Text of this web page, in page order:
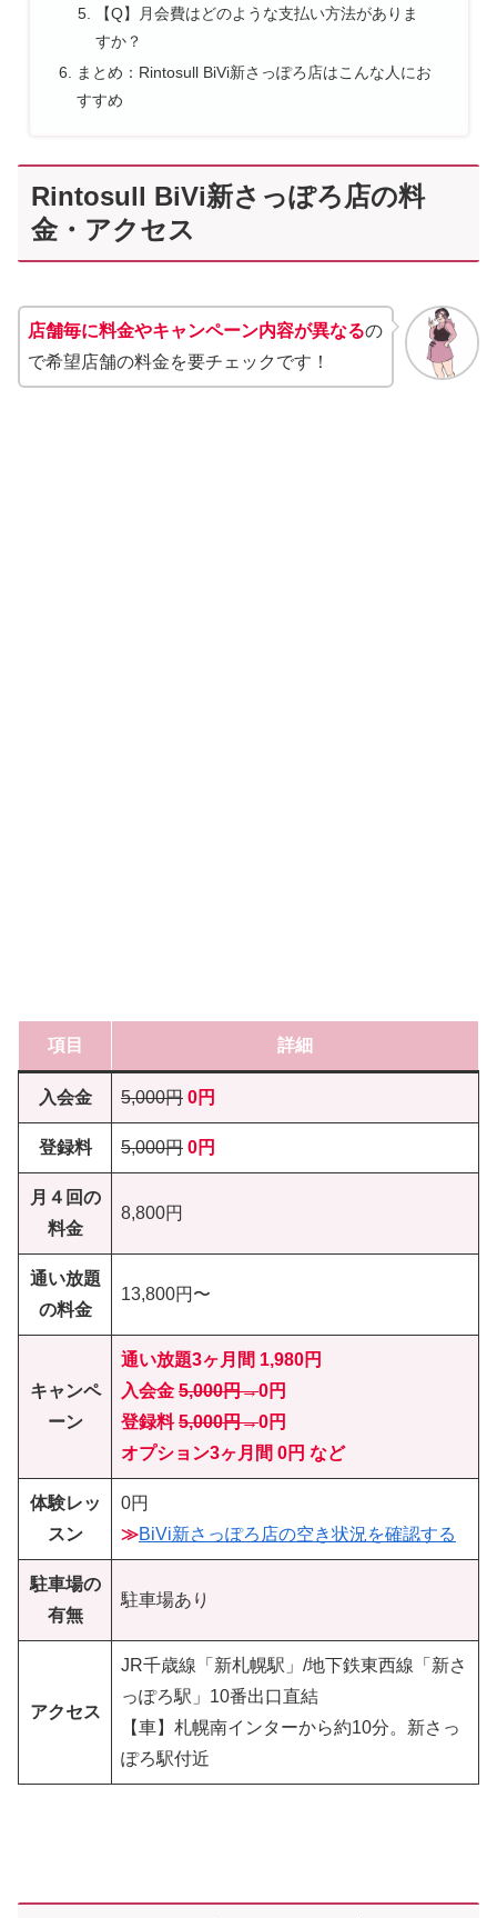
【Q】月会費はどのような支払い方法がありま
すか？
まとめ：Rintosull BiVi新さっぽろ店はこんな人にお
すすめ
Rintosull BiVi新さっぽろ店の料
金・アクセス
店舗毎に料金やキャンペーン内容が異なるの
で希望店舗の料金を要チェックです！
項目 詳細
入会金 5,000円 0円
登録料 5,000円 0円
月４回の
料金
8,800円
通い放題
の料金
13,800円〜
キャンペ
ーン
通い放題3ヶ月間 1,980円
入会金 5,000円→0円
登録料5,000円→0円
オプション3ヶ月間 0円 など
体験レッ
スン
0円
≫BiVi新さっぽろ店の空き状況を確認する
駐車場の
有無
駐車場あり
アクセス
JR千歳線「新札幌駅」/地下鉄東西線「新さ
っぽろ駅」10番出口直結
【車】札幌南インターから約10分。新さっ
ぽろ駅付近